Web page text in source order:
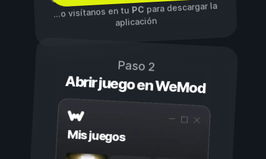
...o visítanos en tuPCpara descargar la
aplicación
Paso 2
Abrir juego en WeMod
Mis juegos